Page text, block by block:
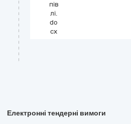
пів
лі.
do
cx
Електронні тендерні вимоги